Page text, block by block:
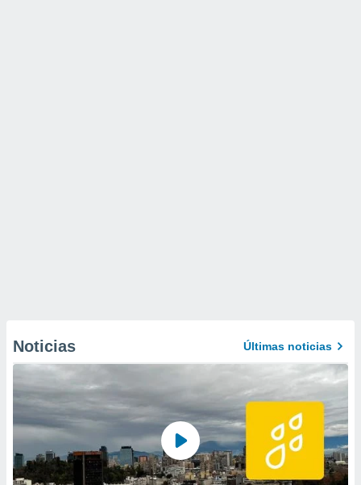
Noticias Últimas noticias